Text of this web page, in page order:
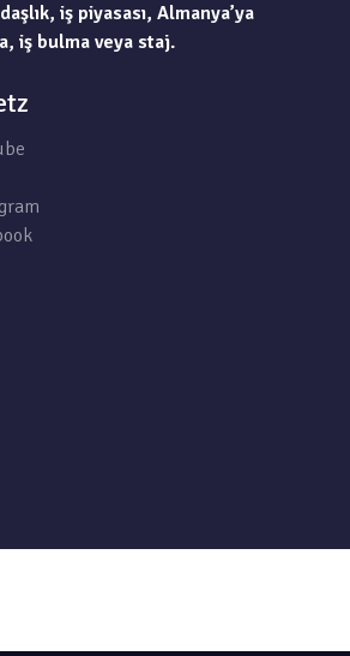
iş piyasası, Almanya’ya
iş bulma veya staj.